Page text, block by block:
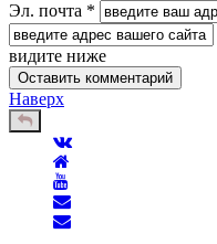
Эл. почта *
видите ниже
Наверх